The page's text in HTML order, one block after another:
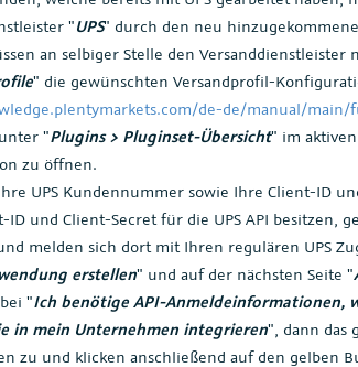
"UPS" durch den neu
an selbiger Stelle den Versanddienstleister
" die gewünschten Versandprofil-
de-de/manual/
"Plugins > Pluginset-Übersicht" im
zu öffnen.
UPS Kundennummer sowie Ihre Client-ID
ID und Client-Secret für die UPS API besitzen,
melden sich dort mit Ihren regulären UPS
erstellen" und auf der nächsten Seite "
"Ich benötige API-Anmeldeinformationen,
in mein Unternehmen integrieren", dann das
zu und klicken anschließend auf den gelben